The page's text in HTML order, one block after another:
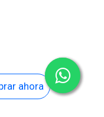
ahora